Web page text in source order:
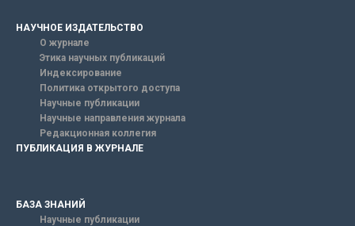
НАУЧНОЕ ИЗДАТЕЛЬСТВО
О журнале
Этика научных публикаций
Индексирование
Политика открытого доступа
Научные публикации
Научные направления журнала
Редакционная коллегия
ПУБЛИКАЦИЯ В ЖУРНАЛЕ
БАЗА ЗНАНИЙ
Научные публикации